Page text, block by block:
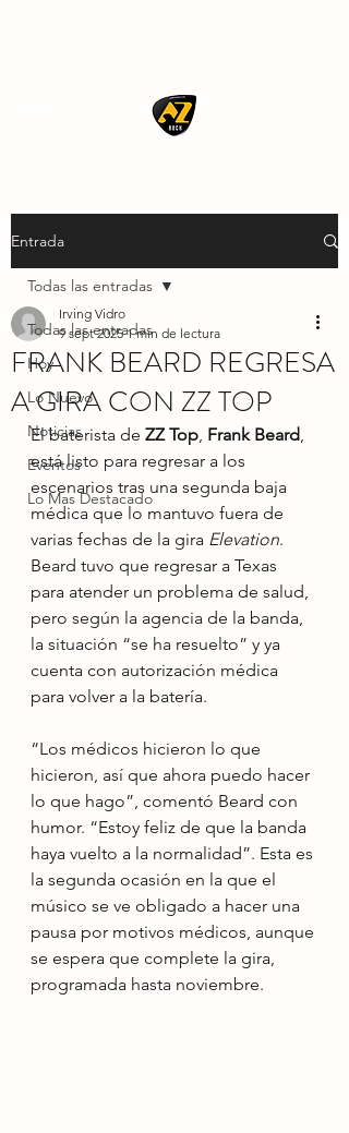
Entrada
Todas las entradas
Hoy
Lo Nuevo
Noticias
Eventos
Lo Mas Destacado
Todas las entradas
FRANK BEARD REGRESA
A GIRA CON ZZ TOP
Irving Vidro
9 sept 2025 1 min de lectura
El baterista de ZZ Top, Frank Beard,
está listo para regresar a los
escenarios tras una segunda baja
médica que lo mantuvo fuera de
varias fechas de la gira Elevation.
Beard tuvo que regresar a Texas
para atender un problema de salud,
pero según la agencia de la banda,
la situación “se ha resuelto” y ya
cuenta con autorización médica
para volver a la batería.
“Los médicos hicieron lo que
hicieron, así que ahora puedo hacer
lo que hago”, comentó Beard con
humor. “Estoy feliz de que la banda
haya vuelto a la normalidad”. Esta es
la segunda ocasión en la que el
músico se ve obligado a hacer una
pausa por motivos médicos, aunque
se espera que complete la gira,
programada hasta noviembre.